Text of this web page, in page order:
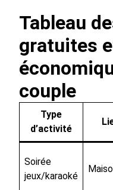
Tableau
gratuites
couple
Type
d’activité
Soirée
jeux/karaoké